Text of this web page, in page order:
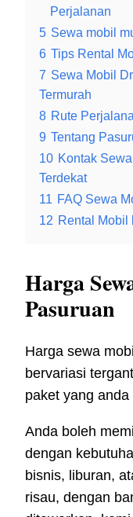
Perjalanan
5 Sewa mobil
6 Tips Rental
7 Sewa Mobil
Termurah
8 Rute
9 Tentang
10 Kontak
Terdekat
11 FAQ Sewa
12 Rental Mobil
Harga
Pasuruan
Harga sewa
bervariasi
paket yang anda
Anda boleh
dengan
bisnis, liburan,
risau, dengan